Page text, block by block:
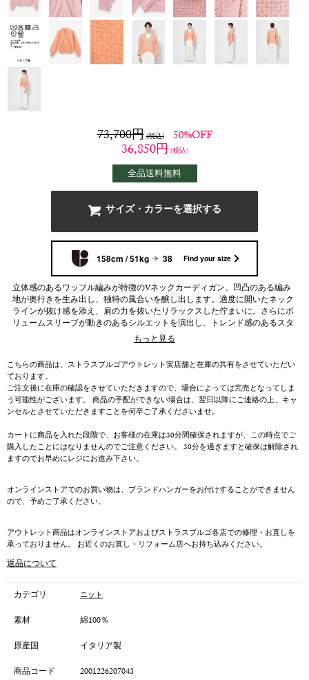
73,700円(税込) 50%OFF
36,850円 (税込)
全品送料無料
サイズ・カラーを選択する
158cm / 51kg 38 Find your size
立体感のあるワッフル編みが特徴のVネックカーディガン。凹凸のある編み
地が奥行きを生み出し、独特の風合いを醸し出します。適度に開いたネック
ラインが抜け感を添え、肩の力を抜いたリラックスした佇まいに。さらにボ
リュームスリーブが動きのあるシルエットを演出し、トレンド感のあるスタ
もっと見る
こちらの商品は、ストラスブルゴアウトレット実店舗と在庫の共有をさせていただい
ております。
ご注文後に在庫の確認をさせていただきますので、場合によっては完売となってしま
う可能性がございます。 商品の手配ができない場合は、翌日以降にご連絡の上、キャ
ンセルとさせていただきますことを何卒ご了承くださいませ。
カートに商品を入れた段階で、お客様の在庫は30分間確保されますが、この時点でご
購入したことにはなりませんのでご注意ください。 30分を過ぎますと確保は解除され
ますのでお早めにレジにお進み下さい。
オンラインストアでのお買い物は、ブランドハンガーをお付けすることができません
ので、予めご了承ください。
アウトレット商品はオンラインストアおよびストラスブルゴ各店での修理・お直しを
承っておりません。 お近くのお直し・リフォーム店へお持ち込みください。
返品について
カテゴリ ニット
素材
綿100％
原産国
イタリア製
商品コード
2001226207043